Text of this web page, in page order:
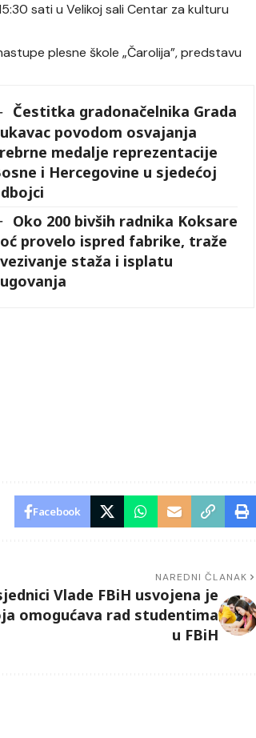
sati u Velikoj sali Centar za kulturu
plesne škole „Čarolija”, predstavu
Čestitka gradonačelnika Grada
povodom osvajanja
medalje reprezentacije
i Hercegovine u sjedećoj
Oko 200 bivših radnika Koksare
provelo ispred fabrike, traže
staža i isplatu
Facebook
NAREDNI ČLANAK
Vlade FBiH usvojena je
omogućava rad studentima
u FBiH